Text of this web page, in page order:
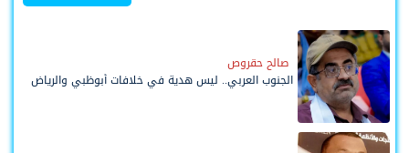
صالح حقروص
الجنوب العربي.. ليس هدية في خلافات أبوظبي والرياض